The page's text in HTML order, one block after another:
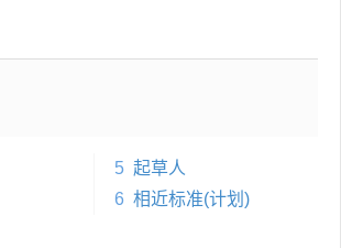
5 起草人
6 相近标准(计划)